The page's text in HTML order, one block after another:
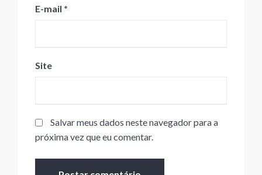
E-mail *
Site
Salvar meus dados neste navegador para a
próxima vez que eu comentar.